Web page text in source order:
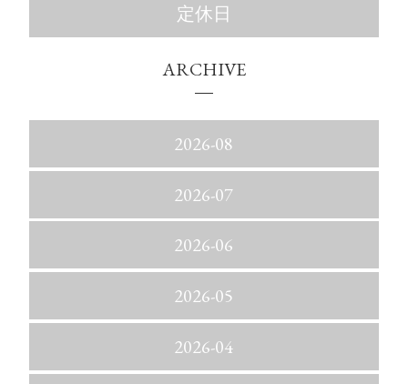
定休日
ARCHIVE
2026-08
2026-07
2026-06
2026-05
2026-04